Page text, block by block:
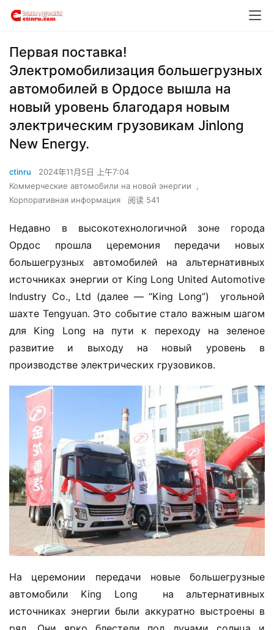
Первая поставка!
Электромобилизация большегрузных
автомобилей в Ордосе вышла на
новый уровень благодаря новым
электрическим грузовикам Jinlong
New Energy.
ctinru
2024年11月5日 上午7:04
Коммерческие автомобили на новой энергии
,
Корпоративная информация
阅读 541
Недавно в высокотехнологичной зоне города
Ордос прошла церемония передачи новых
большегрузных автомобилей на альтернативных
источниках энергии от King Long United Automotive
Industry Co., Ltd (далее — “King Long”)  угольной
шахте Tengyuan. Это событие стало важным шагом
для King Long на пути к переходу на зеленое
развитие и выходу на новый уровень в
производстве электрических грузовиков.
На церемонии передачи новые большегрузные
автомобили King Long  на альтернативных
источниках энергии были аккуратно выстроены в